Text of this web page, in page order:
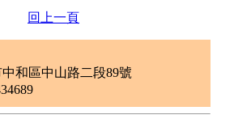
回上一頁
和區中山路二段89號